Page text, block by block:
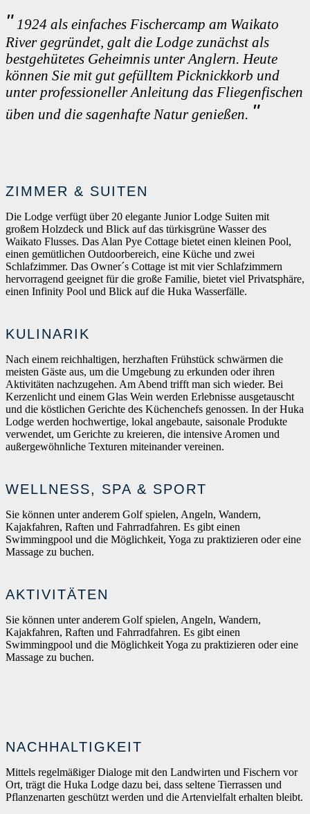
1924 als einfaches Fischercamp am Waikato
River gegründet, galt die Lodge zunächst als
bestgehütetes Geheimnis unter Anglern. Heute
können Sie mit gut gefülltem Picknickkorb und
unter professioneller Anleitung das Fliegenfischen
üben und die sagenhafte Natur genießen.
ZIMMER & SUITEN
Die Lodge verfügt über 20 elegante Junior Lodge Suiten mit
großem Holzdeck und Blick auf das türkisgrüne Wasser des
Waikato Flusses. Das Alan Pye Cottage bietet einen kleinen Pool,
einen gemütlichen Outdoorbereich, eine Küche und zwei
Schlafzimmer. Das Owner´s Cottage ist mit vier Schlafzimmern
hervorragend geeignet für die große Familie, bietet viel Privatsphäre,
einen Infinity Pool und Blick auf die Huka Wasserfälle.
KULINARIK
Nach einem reichhaltigen, herzhaften Frühstück schwärmen die
meisten Gäste aus, um die Umgebung zu erkunden oder ihren
Aktivitäten nachzugehen. Am Abend trifft man sich wieder. Bei
Kerzenlicht und einem Glas Wein werden Erlebnisse ausgetauscht
und die köstlichen Gerichte des Küchenchefs genossen. In der Huka
Lodge werden hochwertige, lokal angebaute, saisonale Produkte
verwendet, um Gerichte zu kreieren, die intensive Aromen und
außergewöhnliche Texturen miteinander vereinen.
WELLNESS, SPA & SPORT
Sie können unter anderem Golf spielen, Angeln, Wandern,
Kajakfahren, Raften und Fahrradfahren. Es gibt einen
Swimmingpool und die Möglichkeit, Yoga zu praktizieren oder eine
Massage zu buchen.
AKTIVITÄTEN
Sie können unter anderem Golf spielen, Angeln, Wandern,
Kajakfahren, Raften und Fahrradfahren. Es gibt einen
Swimmingpool und die Möglichkeit Yoga zu praktizieren oder eine
Massage zu buchen.
NACHHALTIGKEIT
Mittels regelmäßiger Dialoge mit den Landwirten und Fischern vor
Ort, trägt die Huka Lodge dazu bei, dass seltene Tierrassen und
Pflanzenarten geschützt werden und die Artenvielfalt erhalten bleibt.